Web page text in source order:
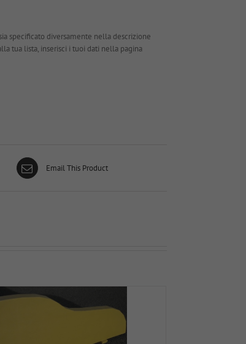
specificato diversamente nella descrizione
tua lista, inserisci i tuoi dati nella pagina
Email This Product